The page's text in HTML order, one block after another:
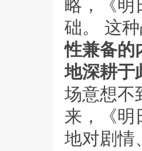
略，《明
础。 这
性兼备
地深耕于
场意想不
来，《明
地对剧情